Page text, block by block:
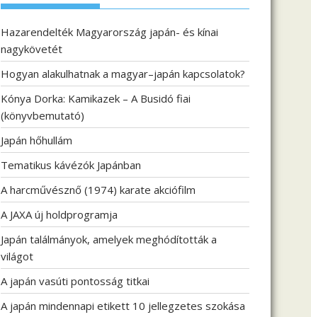
Hazarendelték Magyarország japán- és kínai
nagykövetét
Hogyan alakulhatnak a magyar–japán kapcsolatok?
Kónya Dorka: Kamikazek – A Busidó fiai
(könyvbemutató)
Japán hőhullám
Tematikus kávézók Japánban
A harcművésznő (1974) karate akciófilm
A JAXA új holdprogramja
Japán találmányok, amelyek meghódították a
világot
A japán vasúti pontosság titkai
A japán mindennapi etikett 10 jellegzetes szokása